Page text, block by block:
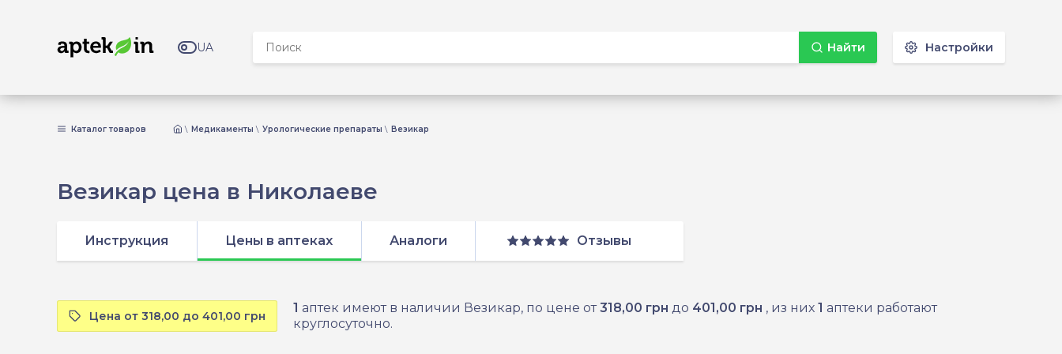
Каталог товаров Медикаменты Урологические препараты Везикар
Везикар цена в Николаеве
Инструкция Цены в аптеках Аналоги Отзывы
Цена от 318,00 до 401,00 грн
1 аптек имеют в наличии Везикар, по цене от318,00 грн до 401,00 грн , из них 1 аптеки работают
круглосуточно.
UA Найти Настройки